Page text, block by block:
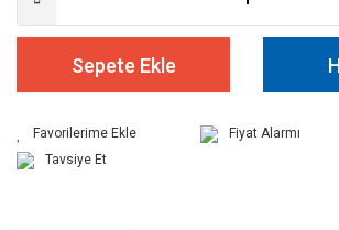
Sepete Ekle
Fiyat Alarmı
Tavsiye Et